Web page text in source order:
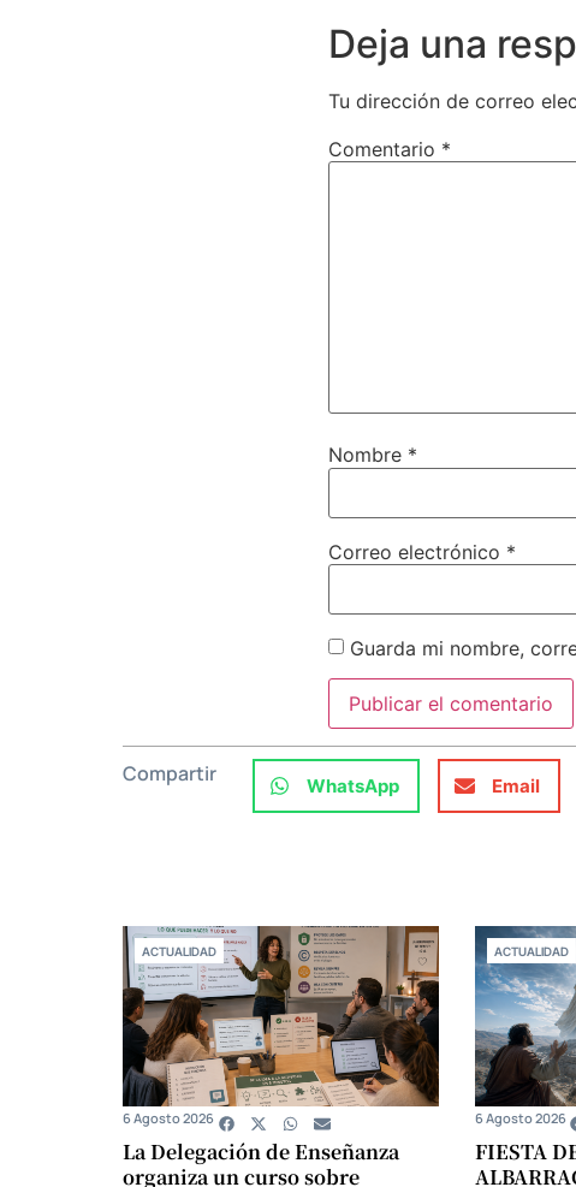
Deja una
Tu dirección de correo
Comentario *
Nombre *
Correo electrónico *
Guarda mi nombre,
Compartir WhatsApp Email
ACTUALIDAD
La Delegación de Enseñanza
organiza un curso sobre
6 Agosto 2026
ACTUALIDAD
FIESTA
6 Agosto 2026